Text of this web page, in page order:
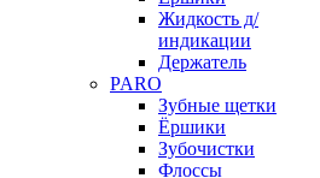
Жидкость д/
индикации
Держатель
PARO
Зубные щетки
Ёршики
Зубочистки
Флоссы